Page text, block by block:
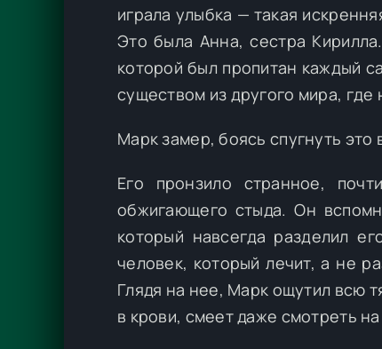
играла улыбка — такая
Это была Анна, сестра
которой был пропитан каждый
существом из другого мира,
Марк замер, боясь спугнуть это
Его пронзило странное,
обжигающего стыда. Он
который навсегда разделил
человек, который лечит, а не
Глядя на нее, Марк ощутил всю
в крови, смеет даже смотреть